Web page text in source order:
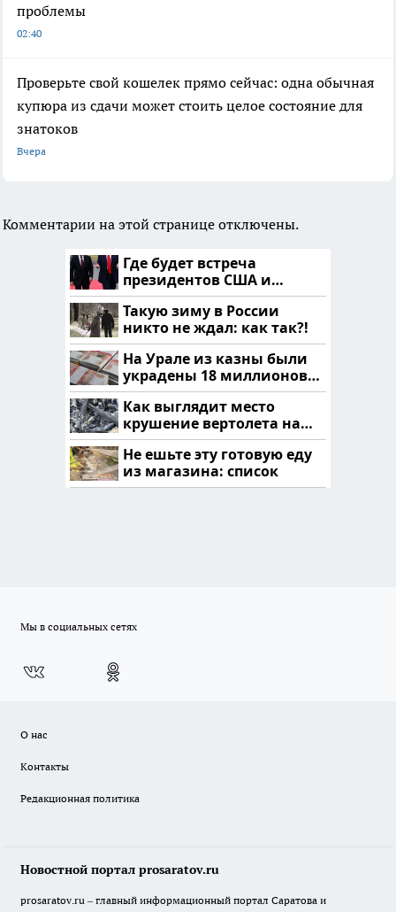
проблемы
02:40
Проверьте свой кошелек прямо сейчас: одна обычная
купюра из сдачи может стоить целое состояние для
знатоков
Вчера
Комментарии на этой странице отключены.
Где будет встреча
президентов США и
России: Европа?
Такую зиму в России
никто не ждал: как так?!
На Урале из казны были
украдены 18 миллионов
рублей
Как выглядит место
крушение вертолета на
Кавказе: смотреть
Не ешьте эту готовую еду
из магазина: список
Мы в социальных сетях
О нас
Контакты
Редакционная политика
Новостной портал prosaratov.ru
prosaratov.ru – главный информационный портал Саратова и